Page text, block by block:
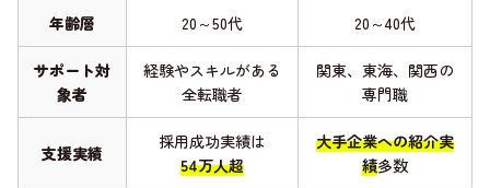
年齢層 20～50代 20～40代
サポート対
象者
経験やスキルがある
全転職者
関東、東海、関西の
専門職
支援実績
採用成功実績は
54万人超
大手企業への紹介実
績多数